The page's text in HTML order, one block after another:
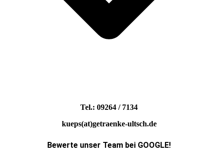
Tel.: 09264 / 7134
kueps(at)getraenke-ultsch.de
Bewerte unser Team bei GOOGLE!